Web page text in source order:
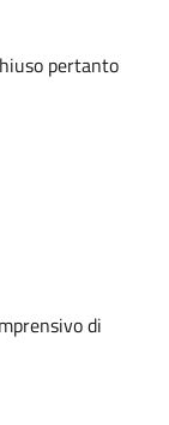
pertanto
di